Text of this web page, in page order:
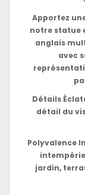
Apportez
notre statue
anglais
avec
Détails
détail du
Polyvalence
jardin,